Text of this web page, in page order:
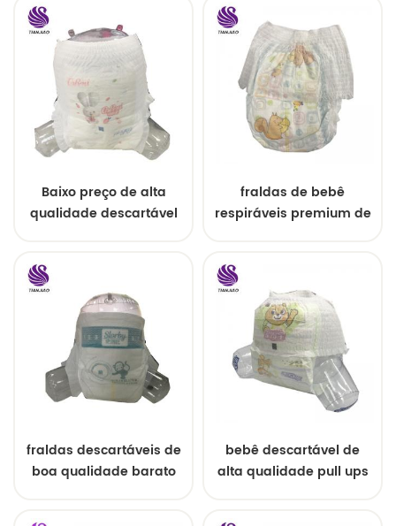
Baixo preço de alta
qualidade descartável
fraldas de bebê
respiráveis ​​premium de
fraldas descartáveis ​​de
boa qualidade barato
bebê descartável de
alta qualidade pull ups